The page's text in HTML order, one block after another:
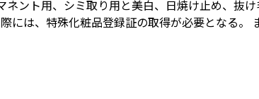
ネント用、シミ取り⽤と美白、⽇焼け⽌め、抜
には、特殊化粧品登録証の取得が必要となる。